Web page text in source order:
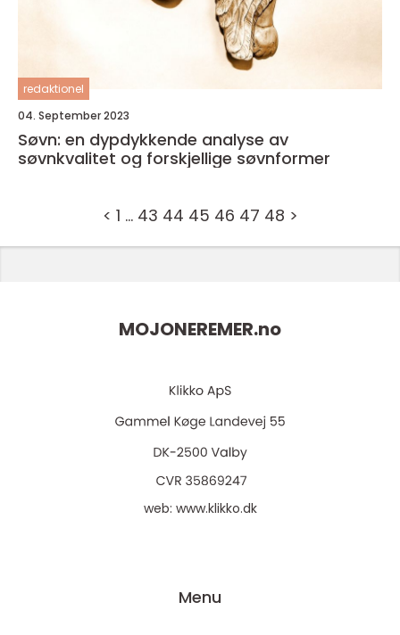
redaktionel
04. September 2023
Søvn: en dypdykkende analyse av
søvnkvalitet og forskjellige søvnformer
< 1 … 43 44 45 46 47 48 >
MOJONEREMER.no
web: www.klikko.dk
Menu